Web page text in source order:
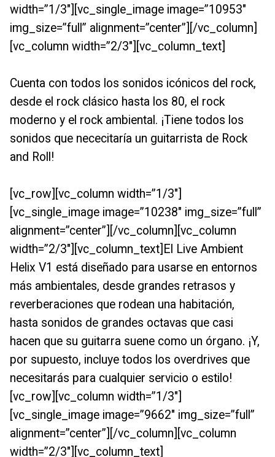
width=”1/3″][vc_single_image image=”10953″
img_size=”full” alignment=”center”][/vc_column]
[vc_column width=”2/3″][vc_column_text]
Cuenta con todos los sonidos icónicos del rock,
desde el rock clásico hasta los 80, el rock
moderno y el rock ambiental. ¡Tiene todos los
sonidos que nececitaría un guitarrista de Rock
and Roll!
[vc_row][vc_column width=”1/3″]
[vc_single_image image=”10238″ img_size=”full”
alignment=”center”][/vc_column][vc_column
width=”2/3″][vc_column_text]El Live Ambient
Helix V1 está diseñado para usarse en entornos
más ambientales, desde grandes retrasos y
reverberaciones que rodean una habitación,
hasta sonidos de grandes octavas que casi
hacen que su guitarra suene como un órgano. ¡Y,
por supuesto, incluye todos los overdrives que
necesitarás para cualquier servicio o estilo!
[vc_row][vc_column width=”1/3″]
[vc_single_image image=”9662″ img_size=”full”
alignment=”center”][/vc_column][vc_column
width=”2/3″][vc_column_text]